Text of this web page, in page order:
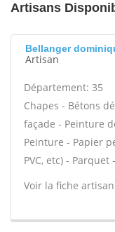
Artisans
Bellanger
Artisan
Département: 35
Chapes - Bétons
façade - Peinture
Peinture - Papier
PVC, etc) -
Voir la fiche